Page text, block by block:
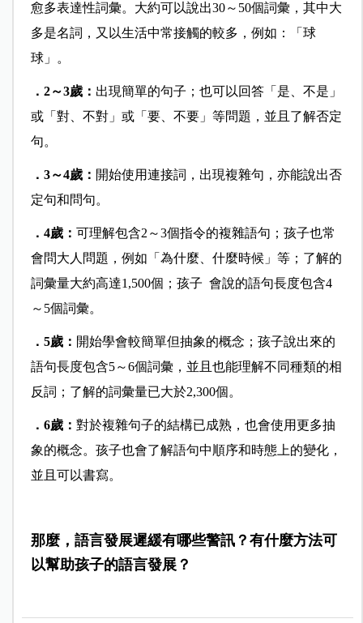
愈多表達性詞彙。 大約可以說出30～50個詞彙，其中大
多是名詞，又以生活中常接觸的較多，例如：「球
球」。
．2～3歲： 出現簡單的句子；也可以回答「是、不是」
或「對、不對」或「要、不要」等問題，並且了解否定
句。
．3～4歲： 開始使用連接詞，出現複雜句，亦能說出否
定句和問句。
．4歲： 可理解包含2～3個指令的複雜語句；孩子也常
會問大人問題，例如「為什麼、什麼時候」等；了解的
詞彙量大約高達1,500個；孩子 會說的語句長度包含4
～5個詞彙。
．5歲： 開始學會較簡單但抽象的概念；孩子說出來的
語句長度包含5～6個詞彙，並且也能理解不同種類的相
反詞；了解的詞彙量已大於2,300個。
．6歲： 對於複雜句子的結構已成熟，也會使用更多抽
象的概念。孩子也會了解語句中順序和時態上的變化，
並且可以書寫。
那麼，語言發展遲緩有哪些警訊？有什麼方法可
以幫助孩子的語言發展？